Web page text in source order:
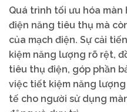
Quá trình tối ưu hóa màn
điện năng tiêu thụ mà
của mạch điện. Sự cải
kiệm năng lượng rõ rệt,
tiêu thụ điện, góp phần
việc tiết kiệm năng
tế cho người sử dụng